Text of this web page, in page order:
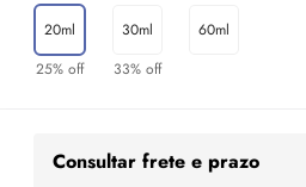
20ml
25% off
30ml
33% off
60ml
Consultar frete e prazo